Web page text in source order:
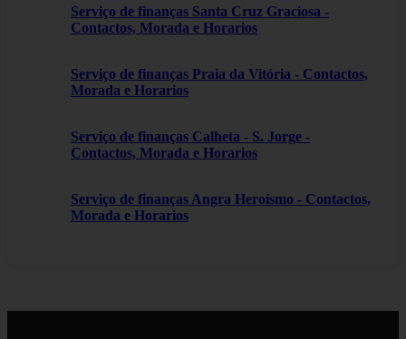
Serviço de finanças Santa Cruz Graciosa -
Contactos, Morada e Horarios
Serviço de finanças Praia da Vitória - Contactos,
Morada e Horarios
Serviço de finanças Calheta - S. Jorge -
Contactos, Morada e Horarios
Serviço de finanças Angra Heroísmo - Contactos,
Morada e Horarios